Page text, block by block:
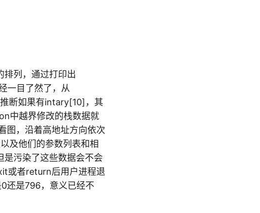
排列，通过打印出
一目了然了，从
断如果有intary[10]，其
中越界修改的栈数据就
图，沿着高地址方向依次
及他们的参数列表和相
污染了这些数据会不会
或者return后用户进程退
还是796，意义已经不